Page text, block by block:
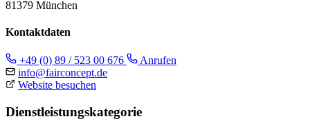
81379 München
Kontaktdaten
+49 (0) 89 / 523 00 676
Anrufen
info@fairconcept.de
Website besuchen
Dienstleistungskategorie